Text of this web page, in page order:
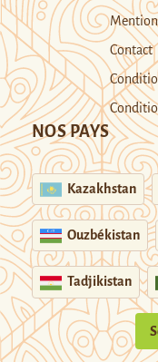
Contact
NOS PAYS
Kazakhstan
Ouzbékistan
Tadjikistan